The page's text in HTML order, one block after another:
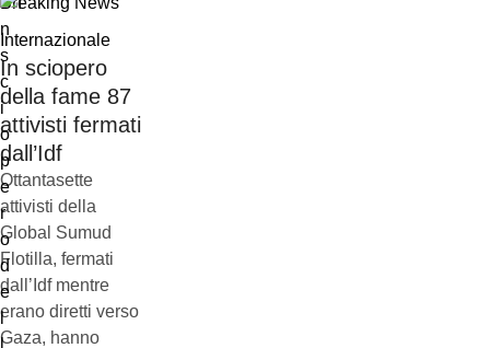
Internazionale
In sciopero
della fame 87
attivisti fermati
dall’Idf
Ottantasette
attivisti della
Global Sumud
Flotilla, fermati
dall’Idf mentre
erano diretti verso
Gaza, hanno